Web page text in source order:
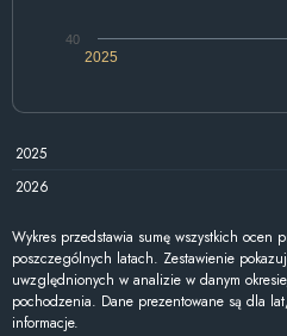
2025
40
2025
2026
Wykres przedstawia sumę wszystkich ocen
poszczególnych latach. Zestawienie
uwzględnionych w analizie w danym
pochodzenia. Dane prezentowane są dla
informacje.